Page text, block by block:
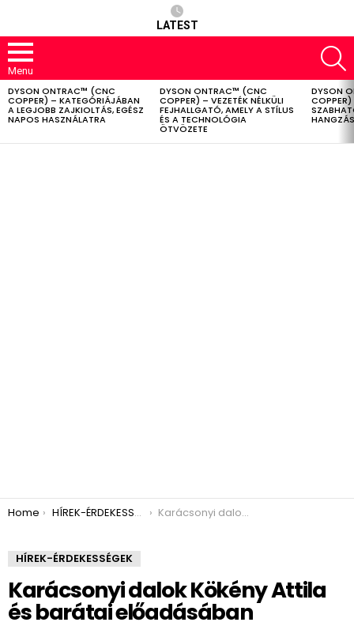
LATEST
Menu
LATEST
STORIES
DYSON ONTRAC™ (CNC
COPPER) – KATEGÓRIÁJÁBAN
A LEGJOBB ZAJKIOLTÁS, EGÉSZ
NAPOS HASZNÁLATRA
DYSON ONTRAC™ (CNC
COPPER) – VEZETÉK NÉLKÜLI
FEJHALLGATÓ, AMELY A STÍLUS
ÉS A TECHNOLÓGIA
ÖTVÖZETE
DYSON
COPPER)
You are here:
Home HÍREK-ÉRDEKESSÉGEK Karácsonyi dalok Kökény Attila és barátai előadásában
HÍREK-ÉRDEKESSÉGEK
Karácsonyi dalok Kökény Attila
és barátai előadásában